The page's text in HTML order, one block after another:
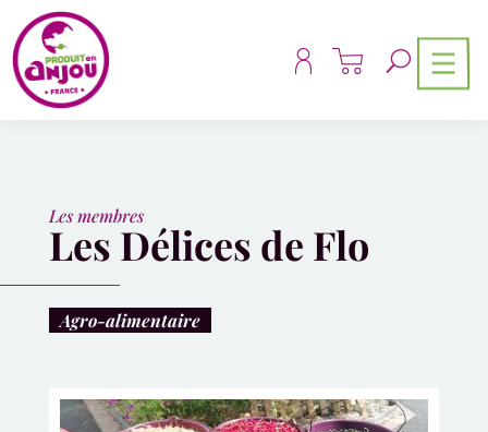
Les membres
Les Délices de Flo
Agro-alimentaire
Panneau de gestion des cookies